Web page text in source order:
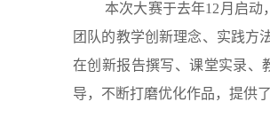
本次大赛于去年12月启动
团队的教学创新理念、实践方
在创新报告撰写、课堂实录、
导，不断打磨优化作品，提供